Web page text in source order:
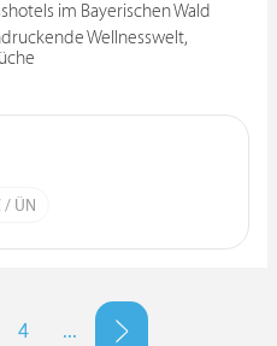
im Bayerischen Wald
Wellnesswelt,
/ ÜN
4 ...